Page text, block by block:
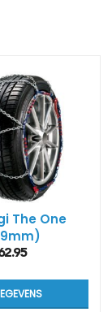
The One